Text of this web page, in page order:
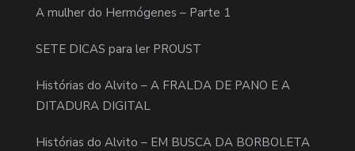
A mulher do Hermógenes – Parte 1
SETE DICAS para ler PROUST
Histórias do Alvito – A FRALDA DE PANO E A
DITADURA DIGITAL
Histórias do Alvito – EM BUSCA DA BORBOLETA